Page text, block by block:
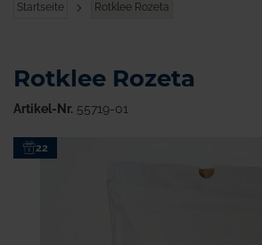
Startseite Rotklee Rozeta
Zum22
Rotklee Rozeta
Artikel-Nr. 55719-01